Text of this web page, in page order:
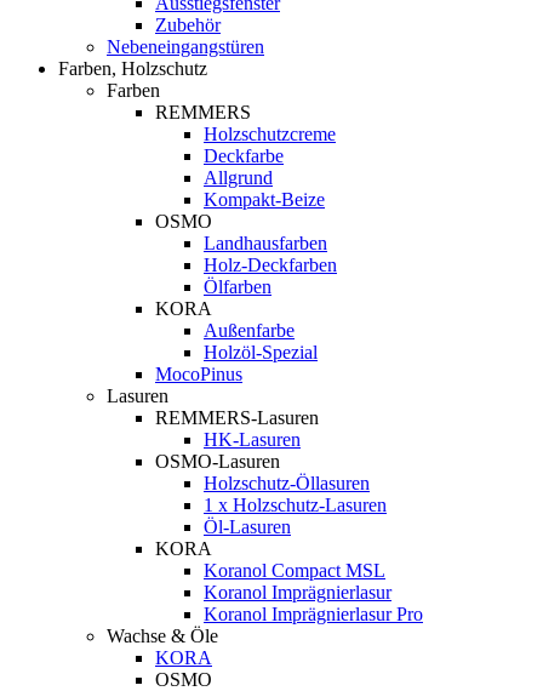
Zubehör
Nebeneingangstüren
Farben, Holzschutz
Farben
REMMERS
Holzschutzcreme
Deckfarbe
Allgrund
Kompakt-Beize
OSMO
Landhausfarben
Holz-Deckfarben
Ölfarben
KORA
Außenfarbe
Holzöl-Spezial
MocoPinus
Lasuren
REMMERS-Lasuren
HK-Lasuren
OSMO-Lasuren
Holzschutz-Öllasuren
1 x Holzschutz-Lasuren
Öl-Lasuren
KORA
Koranol Compact MSL
Koranol Imprägnierlasur
Koranol Imprägnierlasur Pro
Wachse & Öle
KORA
OSMO